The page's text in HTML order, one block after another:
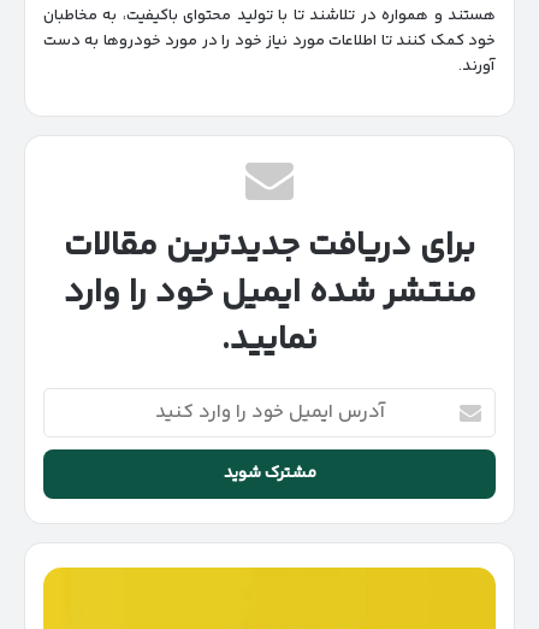
هستند و همواره در تلاشند تا با تولید محتوای باکیفیت، به مخاطبان
خود کمک کنند تا اطلاعات مورد نیاز خود را در مورد خودروها به دست
آورند.
برای دریافت جدیدترین مقالات
منتشر شده ایمیل خود را وارد
نمایید.
آدرس
ایمیل
خود
وارد
کنید
مزایا